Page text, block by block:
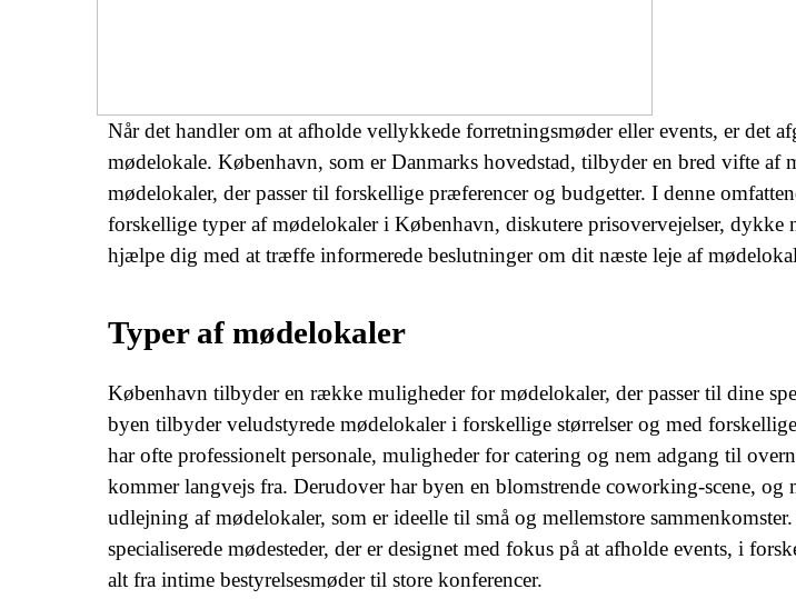
Når det handler om at afholde vellykkede forretningsmøder eller events, er det
mødelokale. København, som er Danmarks hovedstad, tilbyder en bred vifte af
mødelokaler, der passer til forskellige præferencer og budgetter. I denne
forskellige typer af mødelokaler i København, diskutere prisovervejelser,
hjælpe dig med at træffe informerede beslutninger om dit næste leje af
Typer af mødelokaler
København tilbyder en række muligheder for mødelokaler, der passer til dine
byen tilbyder veludstyrede mødelokaler i forskellige størrelser og med
har ofte professionelt personale, muligheder for catering og nem adgang til
kommer langvejs fra. Derudover har byen en blomstrende coworking-scene, og
udlejning af mødelokaler, som er ideelle til små og mellemstore
specialiserede mødesteder, der er designet med fokus på at afholde events, i
alt fra intime bestyrelsesmøder til store konferencer.